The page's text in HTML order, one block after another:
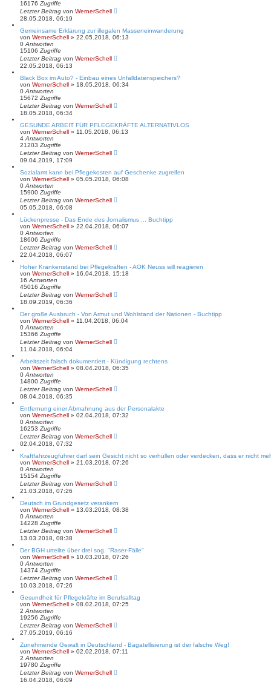
16176 Zugriffe
Letzter Beitrag von WernerSchell
28.05.2018, 06:19
Gemeinsame Erklärung zur illegalen Masseneinwanderung
von WernerSchell » 22.05.2018, 06:13
0 Antworten
15106 Zugriffe
Letzter Beitrag von WernerSchell
22.05.2018, 06:13
Black Box im Auto? - Einbau eines Unfalldatenspeichers?
von WernerSchell » 18.05.2018, 06:34
0 Antworten
15672 Zugriffe
Letzter Beitrag von WernerSchell
18.05.2018, 06:34
GESUNDE ARBEIT FÜR PFLEGEKRÄFTE ALTERNATIVLOS
von WernerSchell » 11.05.2018, 06:13
4 Antworten
21203 Zugriffe
Letzter Beitrag von WernerSchell
09.04.2019, 17:09
Sozialamt kann bei Pflegekosten auf Geschenke zugreifen
von WernerSchell » 05.05.2018, 06:08
0 Antworten
15900 Zugriffe
Letzter Beitrag von WernerSchell
05.05.2018, 06:08
Lückenpresse - Das Ende des Jornalismus ... Buchtipp
von WernerSchell » 22.04.2018, 06:07
0 Antworten
18606 Zugriffe
Letzter Beitrag von WernerSchell
22.04.2018, 06:07
Hoher Krankenstand bei Pflegekräften - AOK Neuss will reagieren
von WernerSchell » 16.04.2018, 15:18
16 Antworten
45016 Zugriffe
Letzter Beitrag von WernerSchell
18.09.2019, 06:36
Der große Ausbruch - Von Armut und Wohlstand der Nationen - Buchtipp
von WernerSchell » 11.04.2018, 06:04
0 Antworten
15366 Zugriffe
Letzter Beitrag von WernerSchell
11.04.2018, 06:04
Arbeitszeit falsch dokumentiert - Kündigung rechtens
von WernerSchell » 08.04.2018, 06:35
0 Antworten
14800 Zugriffe
Letzter Beitrag von WernerSchell
08.04.2018, 06:35
Entfernung einer Abmahnung aus der Personalakte
von WernerSchell » 02.04.2018, 07:32
0 Antworten
16253 Zugriffe
Letzter Beitrag von WernerSchell
02.04.2018, 07:32
Kraftfahrzeugführer darf sein Gesicht nicht so verhüllen oder verdecken, dass er nicht
von WernerSchell » 21.03.2018, 07:26
0 Antworten
15154 Zugriffe
Letzter Beitrag von WernerSchell
21.03.2018, 07:26
Deutsch im Grundgesetz verankern
von WernerSchell » 13.03.2018, 08:38
0 Antworten
14228 Zugriffe
Letzter Beitrag von WernerSchell
13.03.2018, 08:38
Der BGH urteilte über drei sog. "Raser-Fälle"
von WernerSchell » 10.03.2018, 07:26
0 Antworten
14374 Zugriffe
Letzter Beitrag von WernerSchell
10.03.2018, 07:26
Gesundheit für Pflegekräfte im Berufsalltag
von WernerSchell » 08.02.2018, 07:25
2 Antworten
19256 Zugriffe
Letzter Beitrag von WernerSchell
27.05.2019, 06:16
Zunehmende Gewalt in Deutschland - Bagatellisierung ist der falsche Weg!
von WernerSchell » 02.02.2018, 07:11
2 Antworten
19780 Zugriffe
Letzter Beitrag von WernerSchell
16.04.2018, 06:09